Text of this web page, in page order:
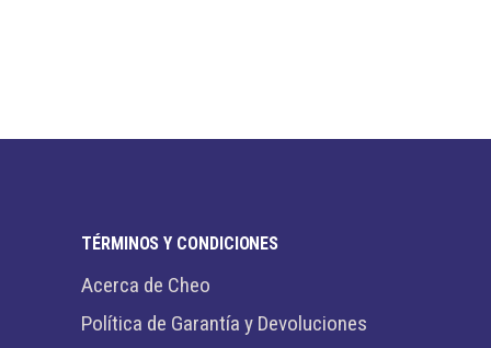
TÉRMINOS Y CONDICIONES
Acerca de Cheo
Política de Garantía y Devoluciones